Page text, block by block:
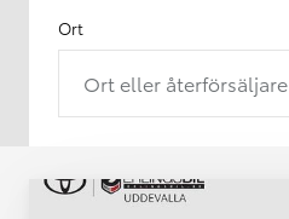
Ort
Ort eller återförsäljare